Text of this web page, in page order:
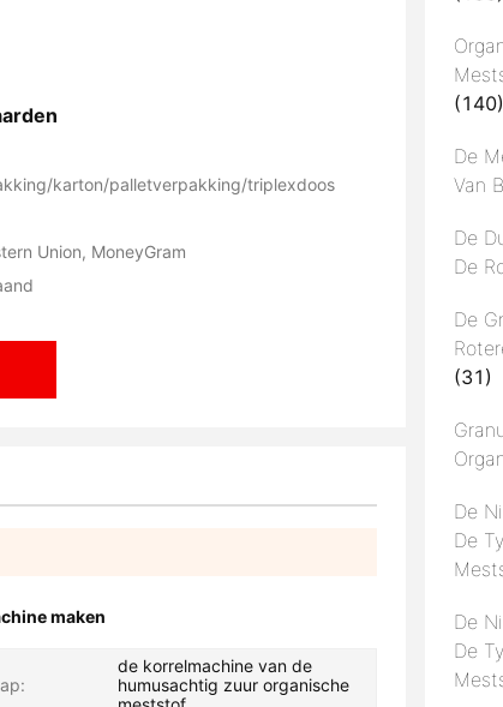
karton/palletverpakking/triplexdoos
Union, MoneyGram
maken
de korrelmachine van de
humusachtig zuur organische
(140)
De
Van
De
De
De
(31)
De
De
De
De